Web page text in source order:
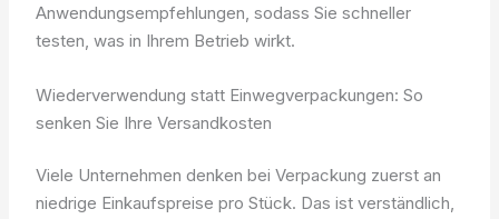
Anwendungsempfehlungen, sodass Sie schneller
testen, was in Ihrem Betrieb wirkt.
Wiederverwendung statt Einwegverpackungen: So
senken Sie Ihre Versandkosten
Viele Unternehmen denken bei Verpackung zuerst an
niedrige Einkaufspreise pro Stück. Das ist verständlich,